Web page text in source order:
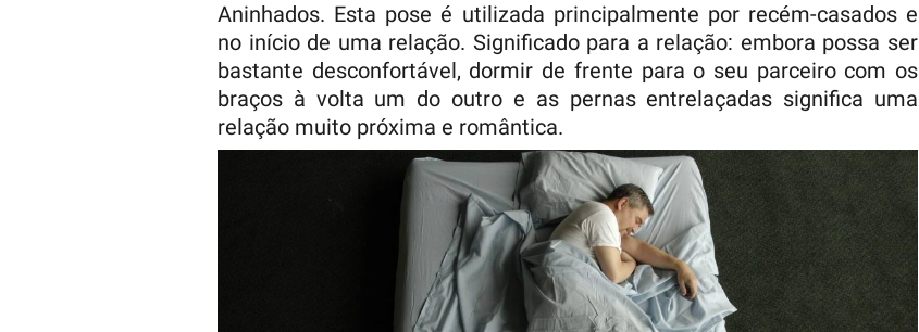
Aninhados. Esta pose é utilizada principalmente por recém-casados e
no início de uma relação. Significado para a relação: embora possa ser
bastante desconfortável, dormir de frente para o seu parceiro com os
braços à volta um do outro e as pernas entrelaçadas significa uma
relação muito próxima e romântica.